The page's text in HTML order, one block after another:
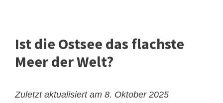
Ist die Ostsee das flachste
Meer der Welt?
Zuletzt aktualisiert am 8. Oktober 2025